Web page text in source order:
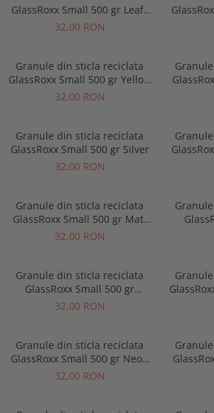
GlassRoxx Small 500 gr Leafy
Green
32,00 RON
Granule din sticla reciclata
GlassRoxx Small 500 gr Yellow
Orange
32,00 RON
Granule din sticla reciclata
GlassRoxx Small 500 gr Silver
32,00 RON
Granule din sticla reciclata
GlassRoxx Small 500 gr Matt
White
32,00 RON
Granule din sticla reciclata
GlassRoxx Small 500 gr
Creamy white
32,00 RON
Granule din sticla reciclata
GlassRoxx Small 500 gr Neon
green
32,00 RON